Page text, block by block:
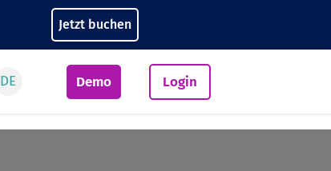
Jetzt buchen
DE Demo Login